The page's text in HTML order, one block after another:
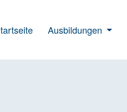
Ausbildungen